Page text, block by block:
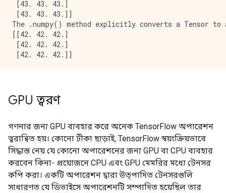
[43. 43. 43.]
[43. 43. 43.]]
The .numpy() method explicitly converts a Tensor to
[[42. 42. 42.]
[42. 42. 42.]
GPU ত্বরণ
গণনার জন্য GPU ব্যবহার করে অনেক TensorFlow অপারেশন
ত্বরান্বিত হয়। কোনো টীকা ছাড়াই, TensorFlow স্বয়ংক্রিয়ভাবে
সিদ্ধান্ত নেয় যে কোনো অপারেশনের জন্য GPU বা CPU ব্যবহার
করবেন কিনা- প্রয়োজনে CPU এবং GPU মেমরির মধ্যে টেনসর
কপি করা। একটি অপারেশন দ্বারা উত্পাদিত টেনসরগুলি
সাধারণত যে ডিভাইসে অপারেশনটি সম্পাদিত হয়েছিল তার